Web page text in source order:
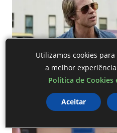
Utilizamos cookies
a melhor
Política de Cookies
Aceitar